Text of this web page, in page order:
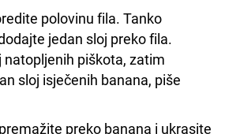
polovinu fila. Tanko
jedan sloj preko fila.
natopljenih piškota, zatim
sloj isječenih banana, piše
preko banana i ukrasite